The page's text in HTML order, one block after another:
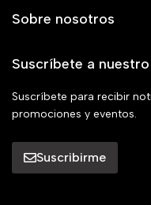
Sobre nosotros
Suscríbete a
Suscríbete para recibir
promociones y eventos.
Suscribirme